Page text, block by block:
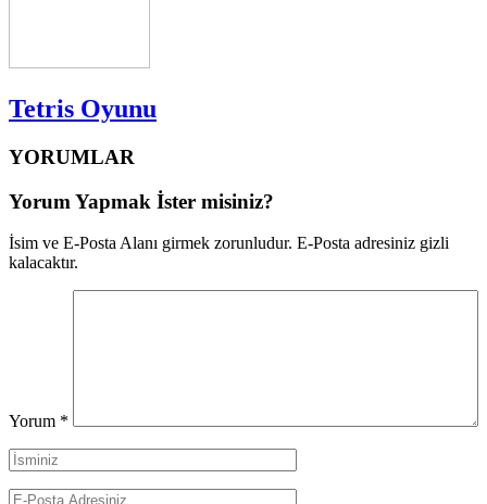
Tetris Oyunu
YORUMLAR
Yorum Yapmak İster misiniz?
İsim ve E-Posta Alanı girmek zorunludur. E-Posta adresiniz gizli
kalacaktır.
Yorum *